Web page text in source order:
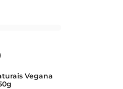
Vegana